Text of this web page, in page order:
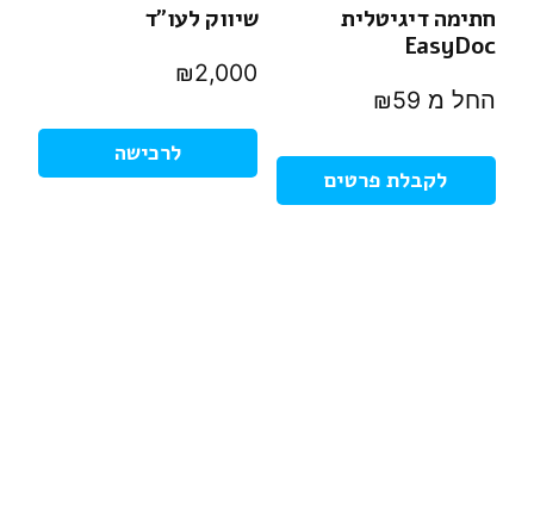
חתימה דיגיטלית
EasyDoc
₪59
לקבלת פרטים
שיווק לעו”ד
₪2,000
לרכישה